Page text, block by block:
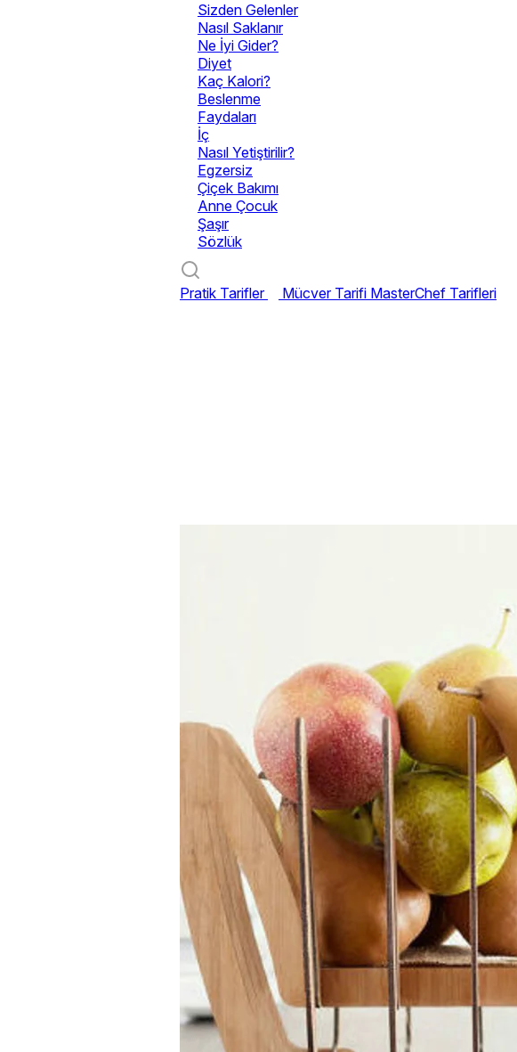
Sizden Gelenler
Nasıl Saklanır
Ne İyi Gider?
Diyet
Kaç Kalori?
Beslenme
Faydaları
İç
Nasıl Yetiştirilir?
Egzersiz
Çiçek Bakımı
Anne Çocuk
Şaşır
Sözlük
Pratik Tarifler Mücver Tarifi MasterChef Tarifleri